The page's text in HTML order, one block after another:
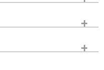
断しておりますので、あら
さい。